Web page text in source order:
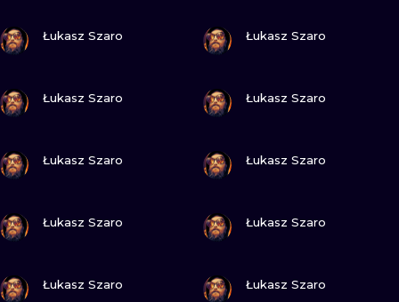
Łukasz Szaro Łukasz Szaro
Łukasz Szaro Łukasz Szaro
Łukasz Szaro Łukasz Szaro
Łukasz Szaro Łukasz Szaro
Łukasz Szaro Łukasz Szaro